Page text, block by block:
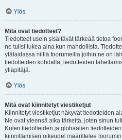
Ylös
Mitä ovat tiedotteet?
Tiedotteet usein sisältävät tärkeää tietoa
ne tulisi lukea aina kun mahdollista.
ylälaidassa niillä foorumeilla joihin ne on
tiedotteiden kohdalla, tiedotteiden
ylläpitäjä.
Ylös
Mitä ovat kiinnitetyt viestiketjut
Kiinnitetyt viestiketjut näkyvät tiedotteiden
Ne ovat yleensä aika tärkeitä, joten sinun
Kuten tiedotteiden ja globaalien
kiinnittämisen oikeudet määrittelee